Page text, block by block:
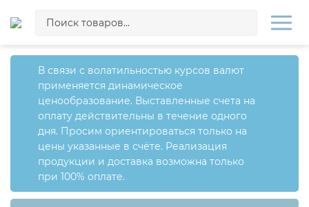
В связи с волатильностью курсов валют
применяется динамическое
ценообразование. Выставленные счета на
оплату действительны в течение одного
дня. Просим ориентироваться только на
цены указанные в счёте. Реализация
продукции и доставка возможна только
при 100% оплате.